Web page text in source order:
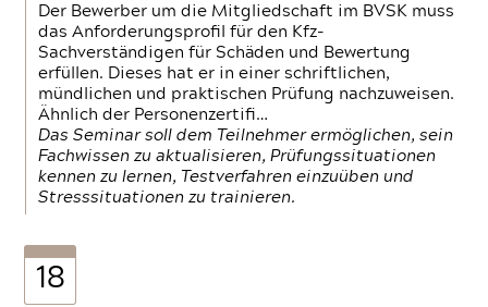
Der Bewerber um die Mitgliedschaft im BVSK muss
das Anforderungsprofil für den Kfz-
Sachverständigen für Schäden und Bewertung
erfüllen. Dieses hat er in einer schriftlichen,
mündlichen und praktischen Prüfung nachzuweisen.
Ähnlich der Personenzertifi…
Das Seminar soll dem Teilnehmer ermöglichen, sein
Fachwissen zu aktualisieren, Prüfungssituationen
kennen zu lernen, Testverfahren einzuüben und
Stresssituationen zu trainieren.
18